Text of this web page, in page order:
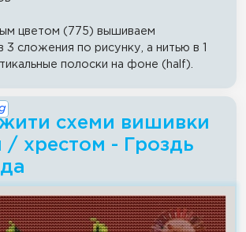
цветом (775) вышиваем
3 сложения по рисунку, а нитью в 1
полоски на фоне (half).
схеми вишивки
/ хрестом - Гроздь